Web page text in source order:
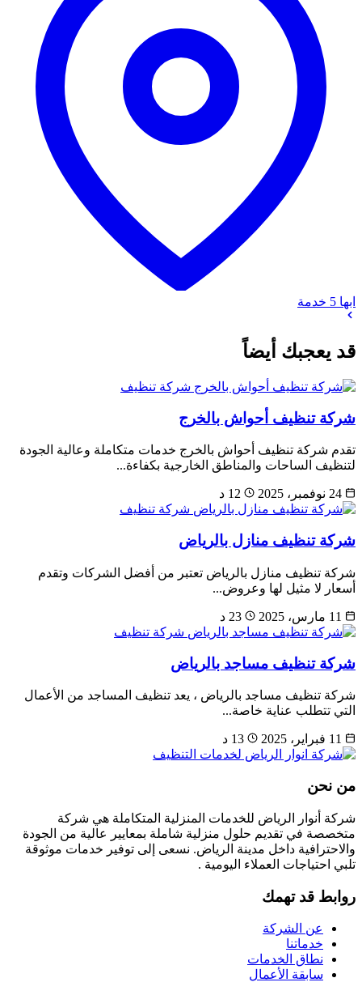
ابها 5 خدمة
قد يعجبك أيضاً
شركة تنظيف
شركة تنظيف أحواش بالخرج
تقدم شركة تنظيف أحواش بالخرج خدمات متكاملة وعالية الجودة
لتنظيف الساحات والمناطق الخارجية بكفاءة...
شركة تنظيف
شركة تنظيف منازل بالرياض
شركة تنظيف منازل بالرياض تعتبر من أفضل الشركات وتقدم
أسعار لا مثيل لها وعروض...
شركة تنظيف
شركة تنظيف مساجد بالرياض
شركة تنظيف مساجد بالرياض ، يعد تنظيف المساجد من الأعمال
التي تتطلب عناية خاصة...
من نحن
شركة أنوار الرياض للخدمات المنزلية المتكاملة هي شركة
متخصصة في تقديم حلول منزلية شاملة بمعايير عالية من الجودة
والاحترافية داخل مدينة الرياض. نسعى إلى توفير خدمات موثوقة
تلبي احتياجات العملاء اليومية .
روابط قد تهمك
عن الشركة
خدماتنا
نطاق الخدمات
سابقة الأعمال